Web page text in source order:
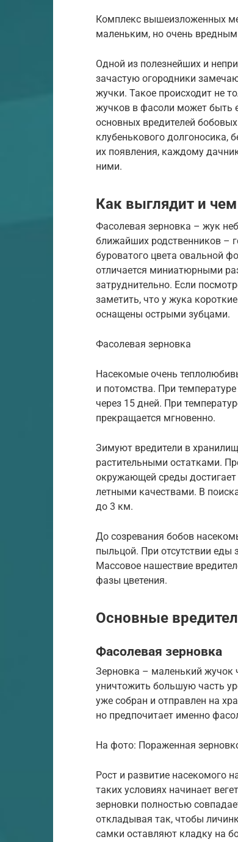
Комплекс вышеизложенных
маленьким, но очень
Одной из полезнейших и
зачастую огородники
жучки. Такое происходит не
жучков в фасоли может быть
основных вредителей
клубенькового долгоносика,
их появления, каждому
ними.
Как выглядит и
Фасолевая зерновка – жук
ближайших родственников –
буроватого цвета овальной
отличается миниатюрными
затруднительно. Если
заметить, что у жука
оснащены острыми зубцами.
Фасолевая зерновка
Насекомые очень
и потомства. При
через 15 дней. При
прекращается мгновенно.
Зимуют вредители в
растительными остатками.
окружающей среды
летными качествами. В
до 3 км.
До созревания бобов
пыльцой. При отсутствии еды
Массовое нашествие
фазы цветения.
Основные
Фасолевая зерновка
Зерновка – маленький жучок
уничтожить большую часть
уже собран и отправлен на
но предпочитает именно
На фото: Пораженная
Рост и развитие насекомого
таких условиях начинает
зерновки полностью
откладывая так, чтобы
самки оставляют кладку на